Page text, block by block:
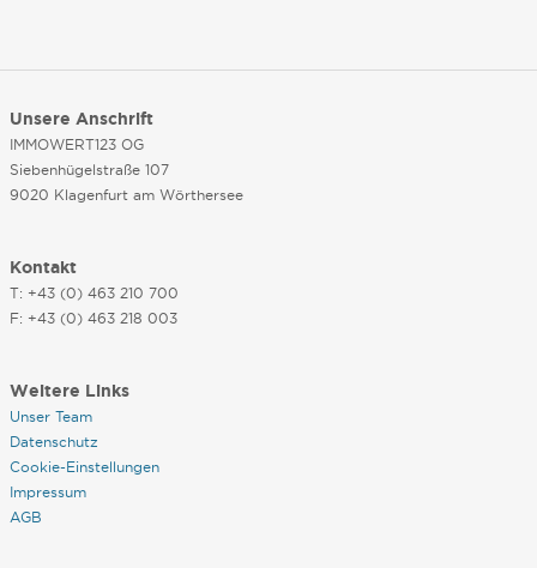
Unsere Anschrift
IMMOWERT123 OG
Siebenhügelstraße 107
9020 Klagenfurt am Wörthersee
Kontakt
T: +43 (0) 463 210 700
F: +43 (0) 463 218 003
Weitere Links
Unser Team
Datenschutz
Cookie-Einstellungen
Impressum
AGB